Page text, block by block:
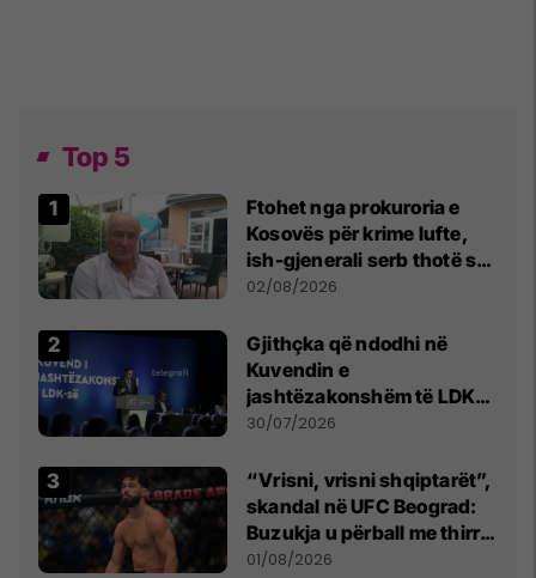
Top 5
Ftohet nga prokuroria e
Kosovës për krime lufte,
ish-gjenerali serb thotë se
dikush e tradhtoi në
02/08/2026
Gjithçka që ndodhi në
Kuvendin e
jashtëzakonshëm të LDK-
së
30/07/2026
“Vrisni, vrisni shqiptarët”,
skandal në UFC Beograd:
Buzukja u përball me thirrje
anti-shqiptare nga
01/08/2026